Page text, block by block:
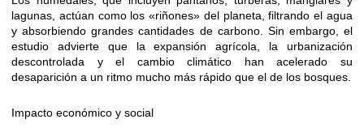
lagunas, actúan como los «riñones» del planeta, filtrando el agua
y absorbiendo grandes cantidades de carbono. Sin embargo, el
estudio advierte que la expansión agrícola, la urbanización
descontrolada y el cambio climático han acelerado su
desaparición a un ritmo mucho más rápido que el de los bosques.
Impacto económico y social